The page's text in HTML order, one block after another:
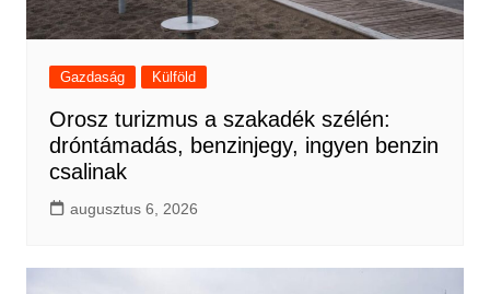
Gazdaság Külföld
Orosz turizmus a szakadék szélén:
dróntámadás, benzinjegy, ingyen benzin
csalinak
augusztus 6, 2026